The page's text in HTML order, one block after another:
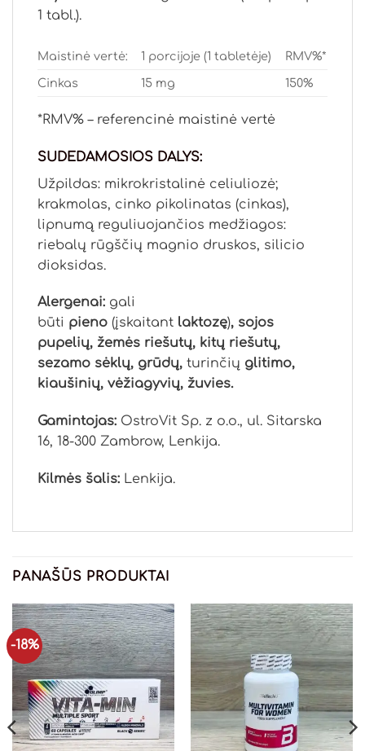
1 tabl.).
Maistinė vertė: 1 porcijoje (1 tabletėje) RMV%*
Cinkas 15 mg 150%
*RMV% – referencinė maistinė vertė
SUDEDAMOSIOS DALYS:
Užpildas: mikrokristalinė celiuliozė;
krakmolas, cinko pikolinatas (cinkas),
lipnumą reguliuojančios medžiagos:
riebalų rūgščių magnio druskos, silicio
dioksidas.
Alergenai: gali
būti pieno (įskaitant laktozę), sojos
pupelių, žemės riešutų, kitų riešutų,
sezamo sėklų, grūdų, turinčių glitimo,
kiaušinių, vėžiagyvių, žuvies.
Gamintojas: OstroVit Sp. z o.o., ul. Sitarska
16, 18-300 Zambrow, Lenkija.
Kilmės šalis: Lenkija.
PANAŠŪS PRODUKTAI
-18%